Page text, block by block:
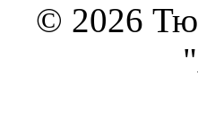
© 2026